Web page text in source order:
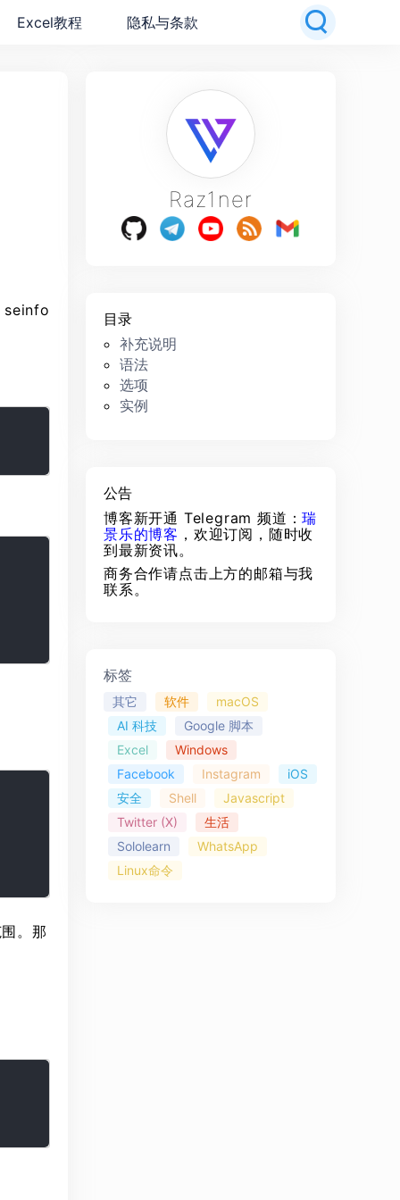
Excel教程 隐私与条款
seinfo
。那
Raz1ner
目录
补充说明
语法
选项
实例
公告
博客新开通 Telegram 频道：瑞
景乐的博客 ，欢迎订阅，随时收
到最新资讯。
商务合作请点击上方的邮箱与我
联系。
标签
其它 软件
macOS
AI 科技
Google 脚本
Excel
Windows
Facebook
Instagram
iOS
安全
Shell
Javascript
Twitter (X)
生活
Sololearn
WhatsApp
Linux命令